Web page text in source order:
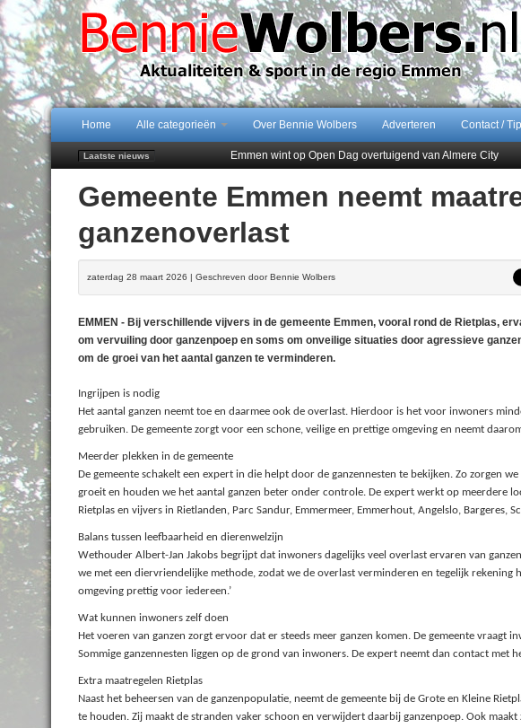
Home Alle categorieën Over Bennie Wolbers Adverteren Contact /
Laatste nieuws
Emmen wint op Open Dag overtuigend van Almere City
Jubileumfeest 35 jaar De Amer
Hunzeloopwandeltocht keert op 19 september 2026 terug
102 kaarsen voor eeuwling Mieke Sijbom-Maatje
Gemeente Emmen neemt
ganzenoverlast
zaterdag 28 maart 2026 | Geschreven door Bennie Wolbers
EMMEN - Bij verschillende vijvers in de gemeente Emmen, vooral rond de Rietplas,
om vervuiling door ganzenpoep en soms om onveilige situaties door agressieve
om de groei van het aantal ganzen te verminderen.
Ingrijpen is nodig
Het aantal ganzen neemt toe en daarmee ook de overlast. Hierdoor is het voor inwoners
gebruiken. De gemeente zorgt voor een schone, veilige en prettige omgeving en neemt
Meerder plekken in de gemeente
De gemeente schakelt een expert in die helpt door de ganzennesten te bekijken. Zo zorgen
groeit en houden we het aantal ganzen beter onder controle. De expert werkt op meerdere
Rietplas en vijvers in Rietlanden, Parc Sandur, Emmermeer, Emmerhout, Angelslo, Bargeres,
Balans tussen leefbaarheid en dierenwelzijn
Wethouder Albert-Jan Jakobs begrijpt dat inwoners dagelijks veel overlast ervaren van
we met een diervriendelijke methode, zodat we de overlast verminderen en tegelijk rekening
omgeving prettig voor iedereen.’
Wat kunnen inwoners zelf doen
Het voeren van ganzen zorgt ervoor dat er steeds meer ganzen komen. De gemeente vraagt
Sommige ganzennesten liggen op de grond van inwoners. De expert neemt dan contact met
Extra maatregelen Rietplas
Naast het beheersen van de ganzenpopulatie, neemt de gemeente bij de Grote en Kleine
te houden. Zij maakt de stranden vaker schoon en verwijdert daarbij ganzenpoep. Ook